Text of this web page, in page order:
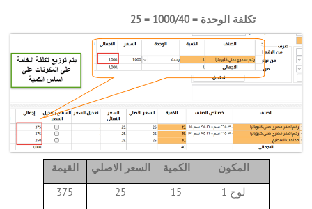
تكلفة الوحدة = 1000/40 = 25
المكون الكمية السعر الاصلي
القيمة
لوح 1
15
25
375